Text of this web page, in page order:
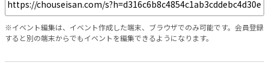
※イベント編集は、イベント作成した端末、ブラウザでのみ可能です。会員登録
すると別の端末からでもイベントを編集できるようになります。